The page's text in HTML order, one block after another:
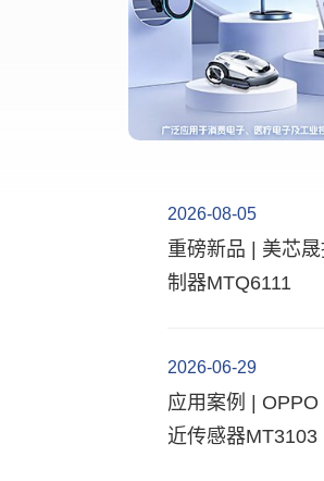
2026-08-05
重磅新品 | 美芯
制器MTQ6111
2026-06-29
应用案例 |
近传感器MT3103